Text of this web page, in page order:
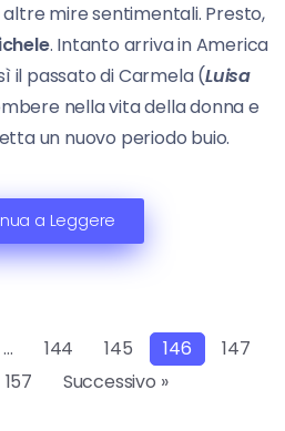
mire sentimentali. Presto,
. Intanto arriva in America
il passato di Carmela (Luisa
nella vita della donna e
un nuovo periodo buio.
a Leggere
… 144 145 146
147
157 Successivo »